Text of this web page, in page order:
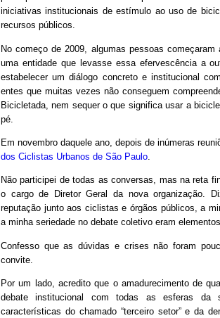
iniciativas institucionais de estímulo ao uso de
recursos públicos.
No começo de 2009, algumas pessoas
uma entidade que levasse essa efervescência a
estabelecer um diálogo concreto e institucional
entes que muitas vezes não conseguem
Bicicletada, nem sequer o que significa usar a
pé.
Em novembro daquele ano, depois de inúmeras
dos Ciclistas Urbanos de São Paulo.
Não participei de todas as conversas, mas na reta
o cargo de Diretor Geral da nova organização.
reputação junto aos ciclistas e órgãos públicos, a
a minha seriedade no debate coletivo eram
Confesso que as dúvidas e crises não foram
convite.
Por um lado, acredito que o amadurecimento de
debate institucional com todas as esferas da
características do chamado “terceiro setor” e da